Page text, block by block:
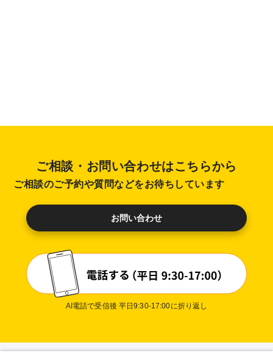
ご相談・お問い合わせはこちらから
ご相談のご予約や質問などをお待ちしています
お問い合わせ
AI電話で受信後 平日9:30-17:00に折り返し